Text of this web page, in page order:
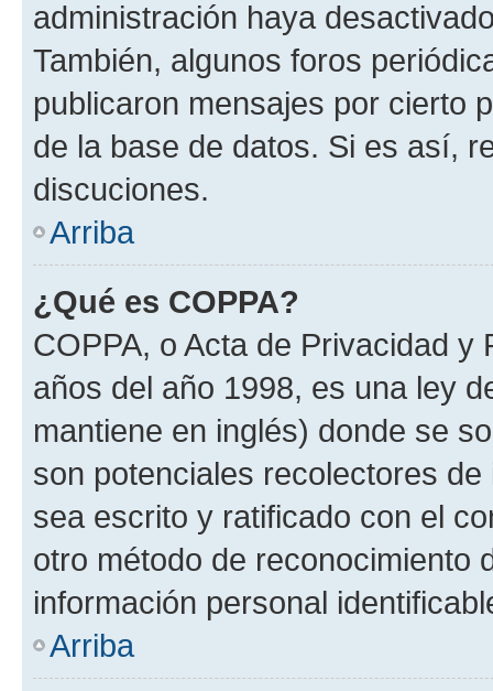
administración haya
También, algunos foros
publicaron mensajes por cierto
de la base de datos. Si es así,
discuciones.
Arriba
¿Qué es COPPA?
COPPA, o Acta de Privacidad
años del año 1998, es una ley
mantiene en inglés) donde se
son potenciales recolectores
sea escrito y ratificado con el
otro método de reconocimiento
información personal
Arriba